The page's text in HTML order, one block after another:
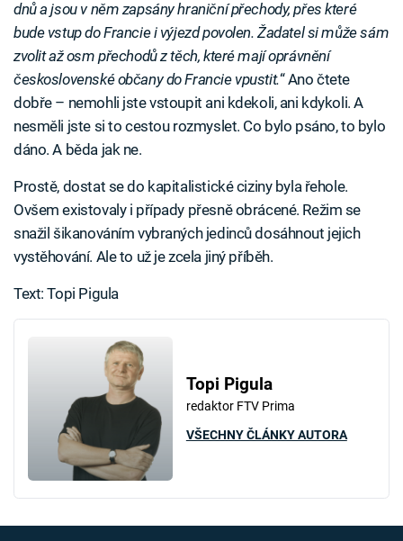
dnů a jsou v něm zapsány hraniční přechody, přes které
bude vstup do Francie i výjezd povolen. Žadatel si může sám
zvolit až osm přechodů z těch, které mají oprávnění
československé občany do Francie vpustit.“ Ano čtete
dobře – nemohli jste vstoupit ani kdekoli, ani kdykoli. A
nesměli jste si to cestou rozmyslet. Co bylo psáno, to bylo
dáno. A běda jak ne.
Prostě, dostat se do kapitalistické ciziny byla řehole.
Ovšem existovaly i případy přesně obrácené. Režim se
snažil šikanováním vybraných jedinců dosáhnout jejich
vystěhování. Ale to už je zcela jiný příběh.
Text: Topi Pigula
Topi Pigula
redaktor FTV Prima
VŠECHNY ČLÁNKY AUTORA